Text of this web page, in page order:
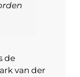
de
van der